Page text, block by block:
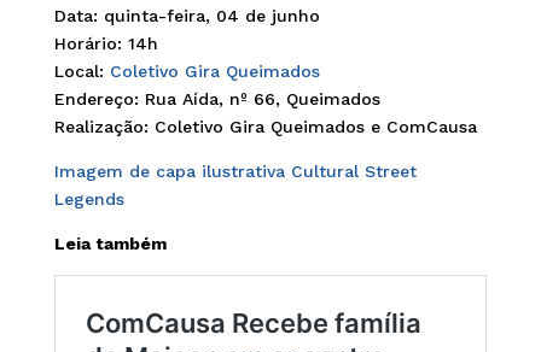
Data: quinta-feira, 04 de junho
Horário: 14h
Local: Coletivo Gira Queimados
Endereço: Rua Aída, nº 66, Queimados
Realização: Coletivo Gira Queimados e ComCausa
Imagem de capa ilustrativa Cultural Street
Legends
Leia também